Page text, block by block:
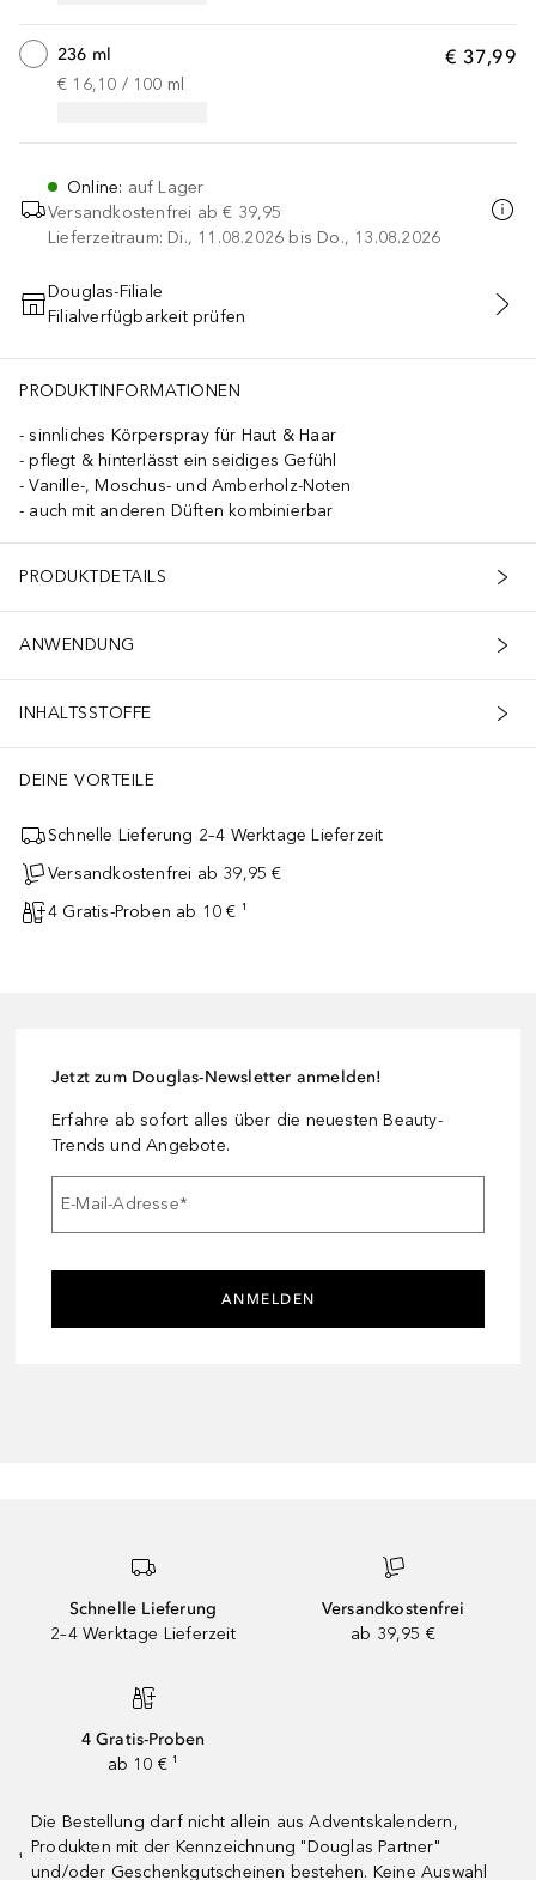
€ 37,99
236 ml
€ 16,10 / 100 ml
Online: auf Lager
Versandkostenfrei ab € 39,95
Lieferzeitraum: Di., 11.08.2026 bis Do., 13.08.2026
IN DEN WARENKORB
Douglas-Filiale
Filialverfügbarkeit prüfen
PRODUKTINFORMATIONEN
sinnliches Körperspray für Haut & Haar
pflegt & hinterlässt ein seidiges Gefühl
Vanille-, Moschus- und Amberholz-Noten
auch mit anderen Düften kombinierbar
PRODUKTDETAILS
ANWENDUNG
INHALTSSTOFFE
DEINE VORTEILE
Schnelle Lieferung 2–4 Werktage Lieferzeit
Versandkostenfrei ab 39,95 €
4 Gratis-Proben ab 10 € ¹
Jetzt zum Douglas-Newsletter anmelden!
Erfahre ab sofort alles über die neuesten Beauty-
Trends und Angebote.
E-Mail-Adresse*
ANMELDEN
Schnelle Lieferung
2–4 Werktage Lieferzeit
Versandkostenfrei
ab 39,95 €
4 Gratis-Proben
ab 10 € ¹
¹
Die Bestellung darf nicht allein aus Adventskalendern,
Produkten mit der Kennzeichnung "Douglas Partner"
und/oder Geschenkgutscheinen bestehen. Keine Auswahl